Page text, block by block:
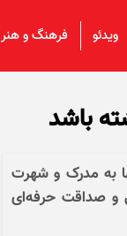
ویدئو فرهنگ و هنر
به مدرک و شهرت
و صداقت حرفه‌ای